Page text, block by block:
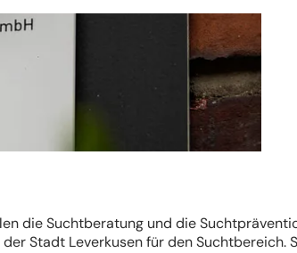
die Suchtberatung und die
Stadt Leverkusen für den Suchtbereich.